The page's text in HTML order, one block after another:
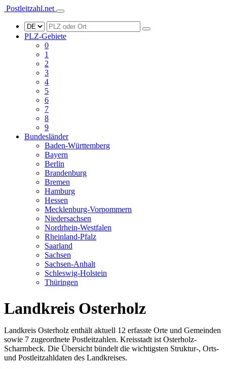
Postleitzahl.net
PLZ-Gebiete
0
1
2
3
4
5
6
7
8
9
Bundesländer
Baden-Württemberg
Bayern
Berlin
Brandenburg
Bremen
Hamburg
Hessen
Mecklenburg-Vorpommern
Niedersachsen
Nordrhein-Westfalen
Rheinland-Pfalz
Saarland
Sachsen
Sachsen-Anhalt
Schleswig-Holstein
Thüringen
Landkreis Osterholz
Landkreis Osterholz enthält aktuell 12 erfasste Orte und Gemeinden
sowie 7 zugeordnete Postleitzahlen. Kreisstadt ist Osterholz-
Scharmbeck. Die Übersicht bündelt die wichtigsten Struktur-, Orts-
und Postleitzahldaten des Landkreises.